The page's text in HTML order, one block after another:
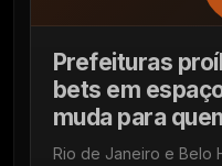
Prefeituras
bets em
muda para
Rio de Janeiro e Belo